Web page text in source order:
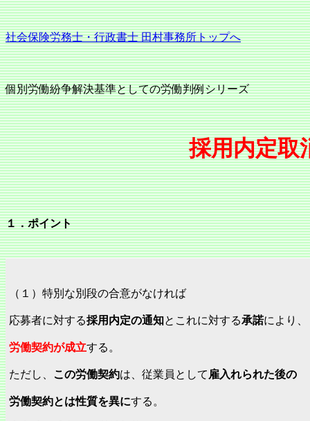
社会保険労務士・行政書士 田村事務所トップへ
個別労働紛争解決基準としての労働判例シリーズ
採用内定取
１．ポイント
（１）特別な別段の合意がなければ
応募者に対する採用内定の通知とこれに対する承諾により、
労働契約が成立する。
ただし、 この労働契約は、従業員として 雇入れられた後の
労働契約とは性質を異にする。